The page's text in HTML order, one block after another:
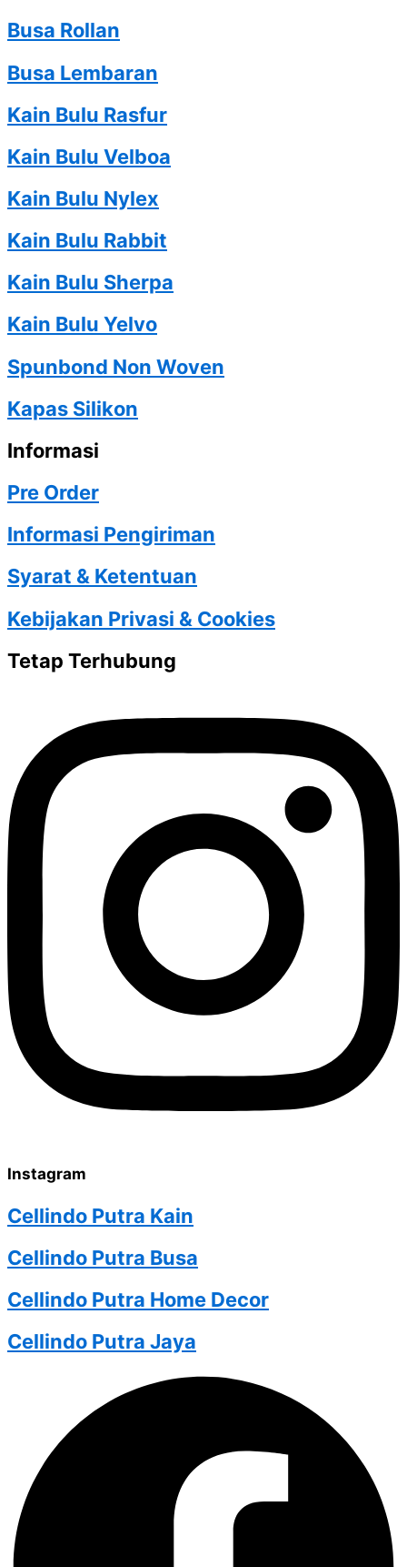
Busa Rollan
Busa Lembaran
Kain Bulu Rasfur
Kain Bulu Velboa
Kain Bulu Nylex
Kain Bulu Rabbit
Kain Bulu Sherpa
Kain Bulu Yelvo
Spunbond Non Woven
Kapas Silikon
Informasi
Pre Order
Informasi Pengiriman
Syarat & Ketentuan
Kebijakan Privasi & Cookies
Tetap Terhubung
Instagram
Cellindo Putra Kain
Cellindo Putra Busa
Cellindo Putra Home Decor
Cellindo Putra Jaya